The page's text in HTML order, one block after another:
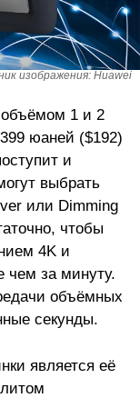
изображения: Huawei
объёмом 1 и 2
юаней ($192)
и
выбрать
или Dimming
чтобы
4K и
чем за минуту.
объёмных
секунды.
является её